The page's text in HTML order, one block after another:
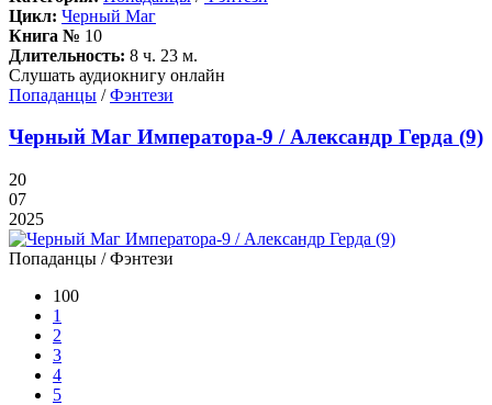
Цикл: Черный Маг
Книга № 10
Длительность: 8 ч. 23 м.
Слушать аудиокнигу онлайн
Попаданцы /Фэнтези
Черный Маг Императора-9 / Александр Герда (9)
20
07
2025
Попаданцы / Фэнтези
100
1
2
3
4
5